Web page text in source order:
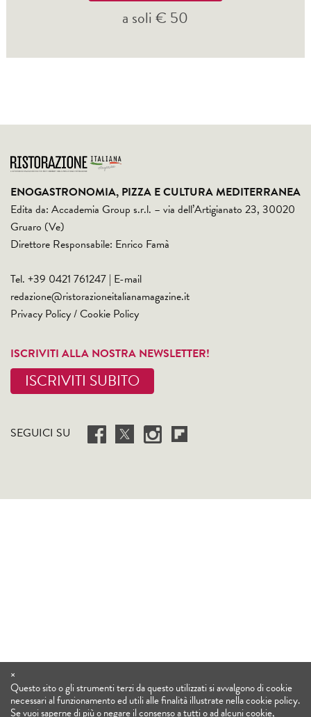
a soli € 50
ENOGASTRONOMIA, PIZZA E CULTURA MEDITERRANEA
Edita da: Accademia Group s.r.l. – via dell’Artigianato 23, 30020
Gruaro (Ve)
Direttore Responsabile: Enrico Famà
Tel. +39 0421 761247 | E-mail
redazione@ristorazioneitalianamagazine.it
Privacy Policy/Cookie Policy
ISCRIVITI ALLA NOSTRA NEWSLETTER!
ISCRIVITI SUBITO
SEGUICI SU
×
Questo sito o gli strumenti terzi da questo utilizzati si avvalgono di cookie
necessari al funzionamento ed utili alle finalità illustrate nella cookie policy.
Se vuoi saperne di più o negare il consenso a tutti o ad alcuni cookie,